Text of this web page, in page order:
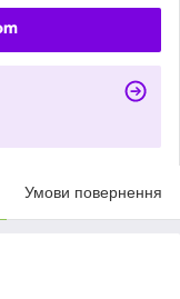
Умови повернення